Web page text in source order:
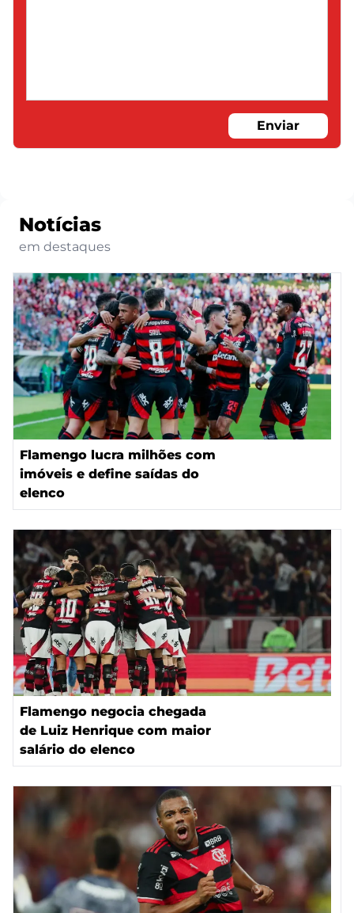
Enviar
Notícias
em destaques
Flamengo lucra milhões com
imóveis e define saídas do
elenco
Flamengo negocia chegada
de Luiz Henrique com maior
salário do elenco